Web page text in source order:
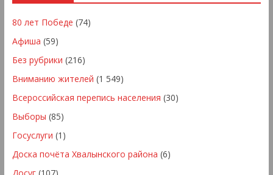
80 лет Победе (74)
Афиша (59)
Без рубрики (216)
Вниманию жителей (1 549)
Всероссийская перепись населения (30)
Выборы (85)
Госуслуги (1)
Доска почёта Хвалынского района (6)